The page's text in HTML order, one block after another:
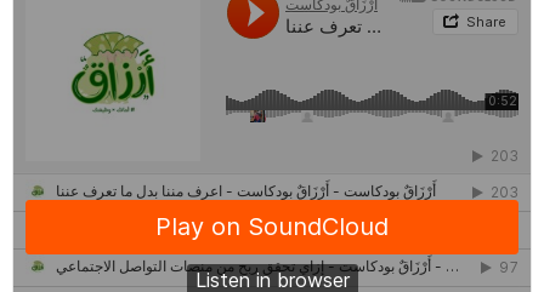
أقدم مطحن بن في مصر| يكشف لنا أسرار صناعة البن
حصاد 2022 لمشروع "رواد 2030″